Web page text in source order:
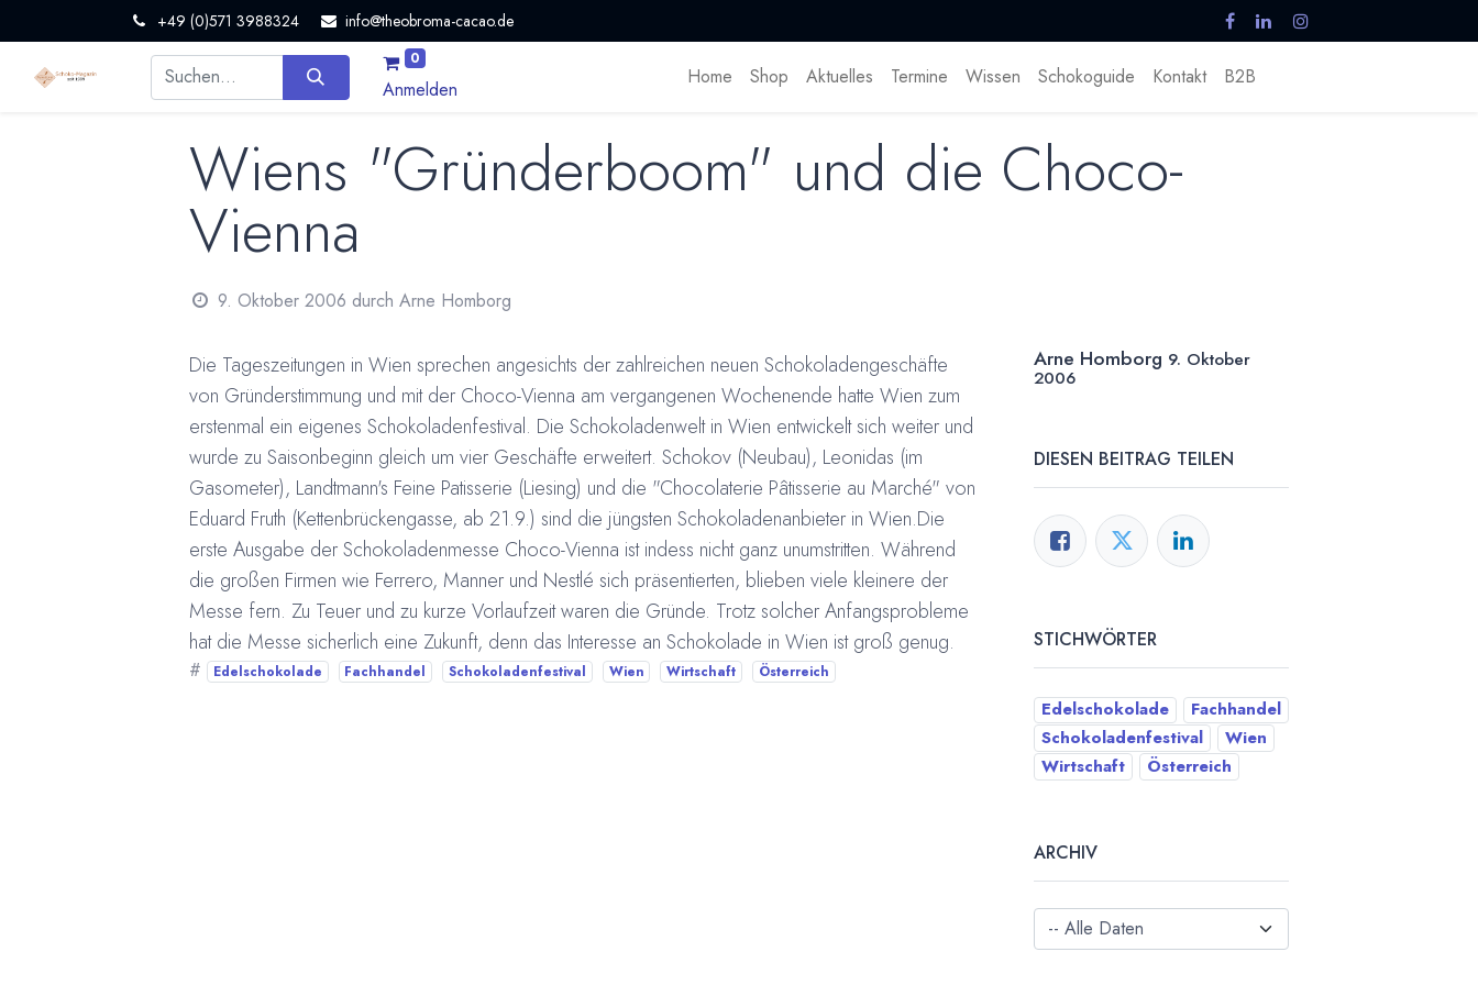
+49 (0)571 3988324 info@theobroma-cacao.de
0
Anmelden
Home Shop Aktuelles Termine Wissen Schokoguide Kontakt B2B
Wiens "Gründerboom" und die Choco-
Vienna
9. Oktober 2006 durch Arne Homborg
Die Tageszeitungen in Wien sprechen angesichts der zahlreichen neuen Schokoladengeschäfte
von Gründerstimmung und mit der Choco-Vienna am vergangenen Wochenende hatte Wien zum
erstenmal ein eigenes Schokoladenfestival. Die Schokoladenwelt in Wien entwickelt sich weiter und
wurde zu Saisonbeginn gleich um vier Geschäfte erweitert. Schokov (Neubau), Leonidas (im
Gasometer), Landtmann's Feine Patisserie (Liesing) und die "Chocolaterie Pâtisserie au Marché" von
Eduard Fruth (Kettenbrückengasse, ab 21.9.) sind die jüngsten Schokoladenanbieter in Wien.Die
erste Ausgabe der Schokoladenmesse Choco-Vienna ist indess nicht ganz unumstritten. Während
die großen Firmen wie Ferrero, Manner und Nestlé sich präsentierten, blieben viele kleinere der
Messe fern. Zu Teuer und zu kurze Vorlaufzeit waren die Gründe. Trotz solcher Anfangsprobleme
hat die Messe sicherlich eine Zukunft, denn das Interesse an Schokolade in Wien ist groß genug.
# Edelschokolade Fachhandel Schokoladenfestival Wien Wirtschaft Österreich
Arne Homborg 9. Oktober
2006
DIESEN BEITRAG TEILEN
STICHWÖRTER
Edelschokolade
Fachhandel
Schokoladenfestival
Wien
Wirtschaft
Österreich
ARCHIV